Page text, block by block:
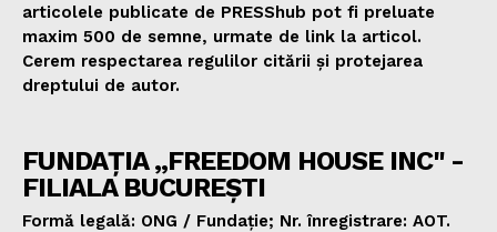
articolele publicate de PRESShub pot fi preluate
maxim 500 de semne, urmate de link la articol.
Cerem respectarea regulilor citării și protejarea
dreptului de autor.
FUNDAȚIA „FREEDOM HOUSE INC" -
FILIALA BUCUREȘTI
Formă legală: ONG / Fundație; Nr. înregistrare: AOT.